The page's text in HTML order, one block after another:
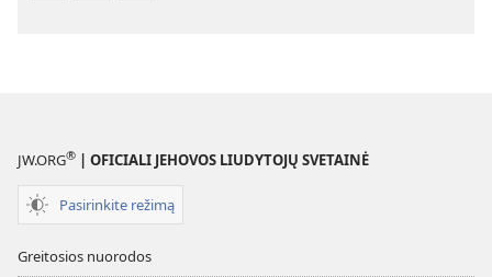
JW.ORG® | OFICIALI JEHOVOS LIUDYTOJŲ SVETAINĖ
Pasirinkite režimą
Greitosios nuorodos